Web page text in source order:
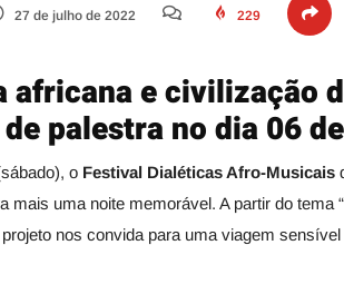
27 de julho de 2022 229
africana e civilização
palestra no dia 06
o Festival Dialéticas Afro-Musicais
mais uma noite memorável. A partir do tema
projeto nos convida para uma viagem